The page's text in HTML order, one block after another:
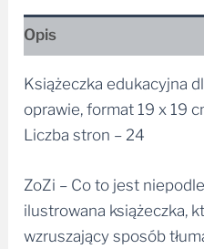
Opis
Książeczka edukacyjna
oprawie, format 19 x 19
Liczba stron – 24
ZoZi – Co to jest
ilustrowana książeczka,
wzruszający sposób